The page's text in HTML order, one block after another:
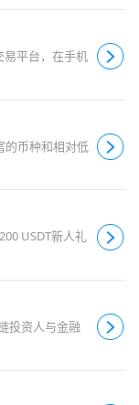
易平台，在手机
的币种和相对低
USDT新人礼
投资人与金融